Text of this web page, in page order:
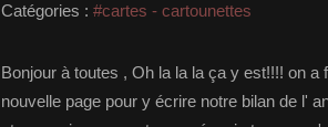
Catégories : #cartes - cartounettes
Bonjour à toutes , Oh la la la ça y est!!!! on
nouvelle page pour y écrire notre bilan de l'